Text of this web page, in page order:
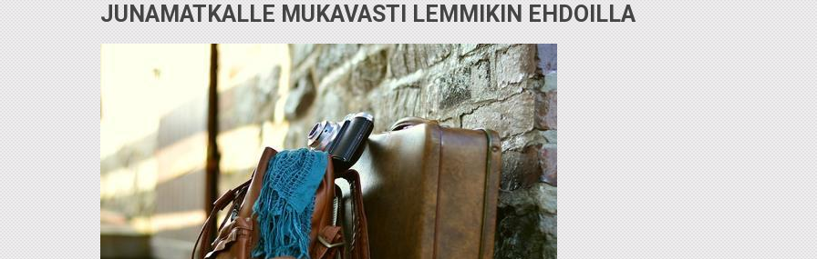
JUNAMATKALLE MUKAVASTI LEMMIKIN EHDOILLA